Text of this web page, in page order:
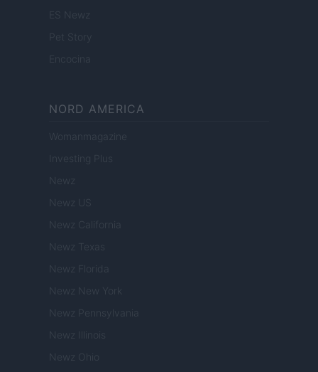
ES Newz
Pet Story
Encocina
NORD AMERICA
Womanmagazine
Investing Plus
Newz
Newz US
Newz California
Newz Texas
Newz Florida
Newz New York
Newz Pennsylvania
Newz Illinois
Newz Ohio